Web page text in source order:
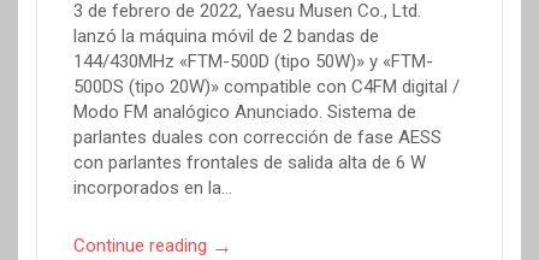
3 de febrero de 2022, Yaesu Musen Co., Ltd.
lanzó la máquina móvil de 2 bandas de
144/430MHz «FTM-500D (tipo 50W)» y «FTM-
500DS (tipo 20W)» compatible con C4FM digital /
Modo FM analógico Anunciado. Sistema de
parlantes duales con corrección de fase AESS
con parlantes frontales de salida alta de 6 W
incorporados en la…
Continue reading →